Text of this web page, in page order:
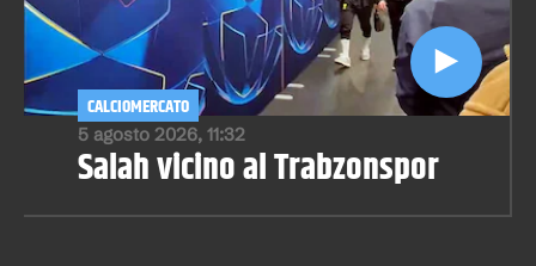
5 agosto 2026, 11:32
CALCIOMERCATO
Salah vicino al Trabzonspor